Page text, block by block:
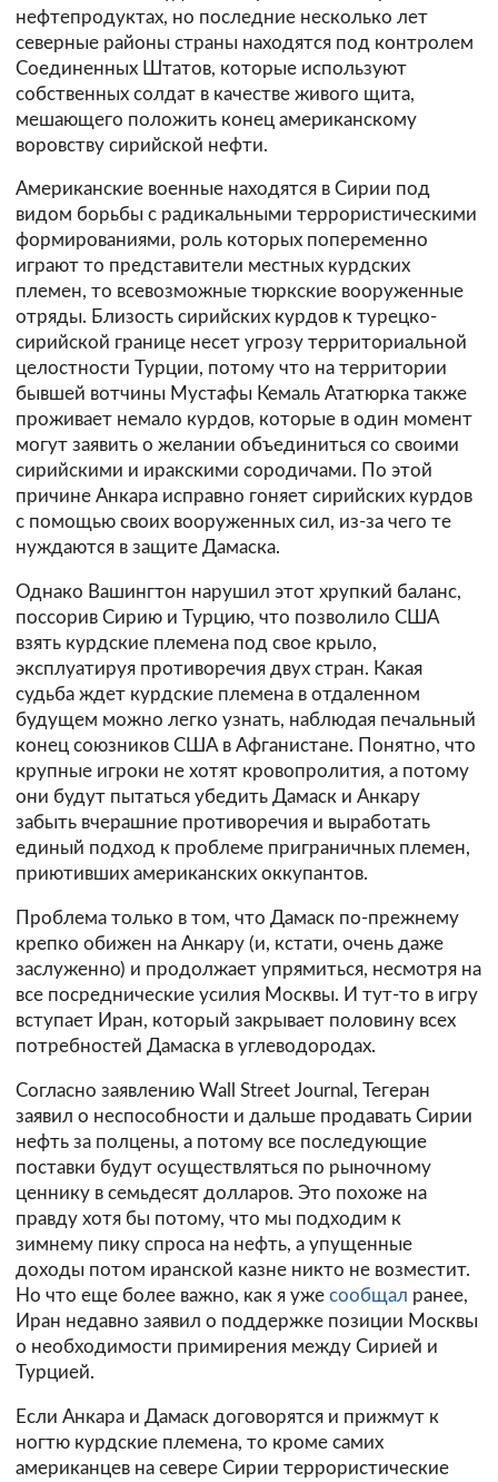
нефтепродуктах, но последние несколько лет
северные районы страны находятся под контролем
Соединенных Штатов, которые используют
собственных солдат в качестве живого щита,
мешающего положить конец американскому
воровству сирийской нефти.
Американские военные находятся в Сирии под
видом борьбы с радикальными террористическими
формированиями, роль которых попеременно
играют то представители местных курдских
племен, то всевозможные тюркские вооруженные
отряды. Близость сирийских курдов к турецко-
сирийской границе несет угрозу территориальной
целостности Турции, потому что на территории
бывшей вотчины Мустафы Кемаль Ататюрка также
проживает немало курдов, которые в один момент
могут заявить о желании объединиться со своими
сирийскими и иракскими сородичами. По этой
причине Анкара исправно гоняет сирийских курдов
с помощью своих вооруженных сил, из-за чего те
нуждаются в защите Дамаска.
Однако Вашингтон нарушил этот хрупкий баланс,
поссорив Сирию и Турцию, что позволило США
взять курдские племена под свое крыло,
эксплуатируя противоречия двух стран. Какая
судьба ждет курдские племена в отдаленном
будущем можно легко узнать, наблюдая печальный
конец союзников США в Афганистане. Понятно, что
крупные игроки не хотят кровопролития, а потому
они будут пытаться убедить Дамаск и Анкару
забыть вчерашние противоречия и выработать
единый подход к проблеме приграничных племен,
приютивших американских оккупантов.
Проблема только в том, что Дамаск по-прежнему
крепко обижен на Анкару (и, кстати, очень даже
заслуженно) и продолжает упрямиться, несмотря на
все посреднические усилия Москвы. И тут-то в игру
вступает Иран, который закрывает половину всех
потребностей Дамаска в углеводородах.
Согласно заявлению Wall Street Journal, Тегеран
заявил о неспособности и дальше продавать Сирии
нефть за полцены, а потому все последующие
поставки будут осуществляться по рыночному
ценнику в семьдесят долларов. Это похоже на
правду хотя бы потому, что мы подходим к
зимнему пику спроса на нефть, а упущенные
доходы потом иранской казне никто не возместит.
Но что еще более важно, как я уже сообщал ранее,
Иран недавно заявил о поддержке позиции Москвы
о необходимости примирения между Сирией и
Турцией.
Если Анкара и Дамаск договорятся и прижмут к
ногтю курдские племена, то кроме самих
американцев на севере Сирии террористические